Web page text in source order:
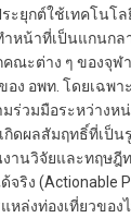
ะยุกต์ใช้เทคโนโ
หน้าที่เป็นแกนกล
ณะต่าง ๆ ของจุฬ
ง อพท. โดยเฉพ
ร่วมมือระหว่างห
ดผลสัมฤทธิ์ที่เป็น
านวิจัยและทฤษฎี
ริง (Actionable
ล่งท่องเที่ยวของ